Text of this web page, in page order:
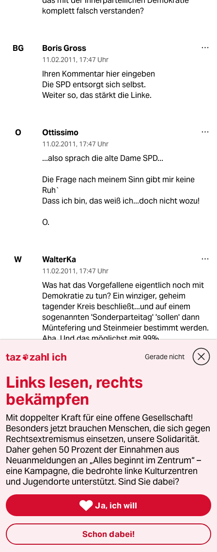
komplett falsch verstanden?
BG Boris Gross
11.02.2011, 17:47 Uhr
Ihren Kommentar hier eingeben
Die SPD entsorgt sich selbst.
Weiter so, das stärkt die Linke.
O Ottissimo
11.02.2011, 17:47 Uhr
...also sprach die alte Dame SPD...
Die Frage nach meinem Sinn gibt mir keine
Ruh`
Dass ich bin, das weiß ich...doch nicht wozu!
O.
W WalterKa
11.02.2011, 17:47 Uhr
Was hat das Vorgefallene eigentlich noch mit
Demokratie zu tun? Ein winziger, geheim
tagender Kreis beschließt...und auf einem
sogenannten 'Sonderparteitag' 'sollen' dann
Müntefering und Steinmeier bestimmt werden.
Aha. Und das möglichst mit 99%
zustimmendem Nicken, weil alles darunter als
Mißtrauensvotum ausgelegt wird. Echt
mich das alles an die Vorgänge in der viel
gescholtenen DDR. Und die 99 % Zustimmung
bei dortigen Wahlen werden ja bei jeder
Gelegenheit als manipuliert verteufelt. Und wer
in der 'Agenda 2010' einen Sinn erkennen
möchte und die Worte in den Mund nimmt,
sollte die damit zusammenhängende Armut in
Deutschland nicht verschweigen.
E E.P.
17:47 Uhr
Von 1998-2005 traten 220.000 Mitglieder aus
d. SPD aus; wurden ca. 11 Mill. Wähler von d.
SPD vertrieben; gingen 12 Landtagsw.
taz zahl ich Gerade nicht
Links lesen, rechts
bekämpfen
Mit doppelter Kraft für eine offene Gesellschaft!
Besonders jetzt brauchen Menschen, die sich gegen
Rechtsextremismus einsetzen, unsere Solidarität.
Daher gehen 50 Prozent der Einnahmen aus
Neuanmeldungen an „Alles beginnt im Zentrum“ –
eine Kampagne, die bedrohte linke Kulturzentren
und Jugendorte unterstützt. Sind Sie dabei?
 Ja, ich will
Schon dabei!